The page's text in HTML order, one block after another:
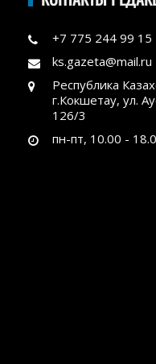
+7 775 244 99 15
ks.gazeta@mail.ru
Республика
г.Кокшетау, ул.
126/3
пн-пт, 10.00 -